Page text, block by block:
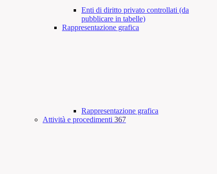
Enti di diritto privato controllati (da
pubblicare in tabelle)
Rappresentazione grafica
Rappresentazione grafica
Attività e procedimenti 367